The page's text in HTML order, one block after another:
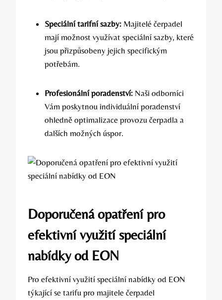
Speciální tarifní sazby: Majitelé čerpadel
mají možnost využívat speciální sazby, které
jsou přizpůsobeny jejich specifickým
potřebám.
Profesionální poradenství: Naši odborníci
Vám poskytnou individuální poradenství
ohledně optimalizace provozu čerpadla a
dalších možných úspor.
Doporučená opatření pro
efektivní využití speciální
nabídky od EON
Pro efektivní využití speciální nabídky od EON
týkající se tarifu pro majitele čerpadel